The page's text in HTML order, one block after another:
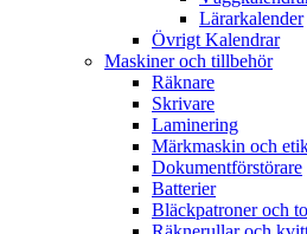
Lärarkalender
Övrigt Kalendrar
Maskiner och tillbehör
Räknare
Skrivare
Laminering
Märkmaskin och
Dokumentförstörare
Batterier
Bläckpatroner och